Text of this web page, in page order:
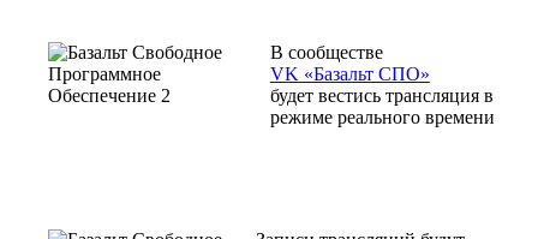
В сообществе
VK «Базальт СПО»
будет вестись трансляция в
режиме реального времени